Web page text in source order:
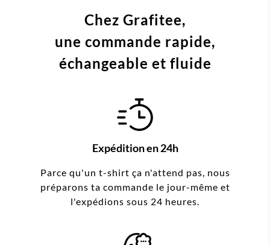
Chez Grafitee,
une commande rapide,
échangeable et fluide
Expédition en 24h
Parce qu'un t-shirt ça n'attend pas, nous
préparons ta commande le jour-même et
l'expédions sous 24 heures.